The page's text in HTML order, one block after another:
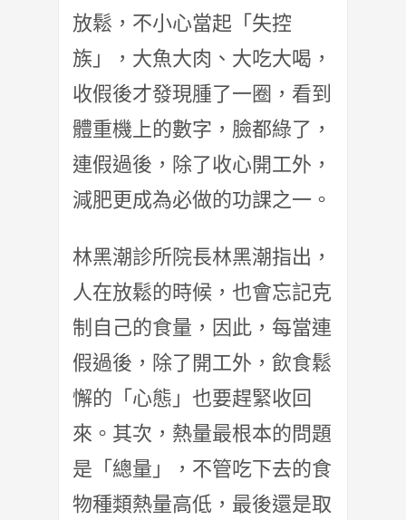
放鬆，不小心當起「失控
族」，大魚大肉、大吃大喝，
收假後才發現腫了一圈，看到
體重機上的數字，臉都綠了，
連假過後，除了收心開工外，
減肥更成為必做的功課之一。
林黑潮診所院長林黑潮指出，
人在放鬆的時候，也會忘記克
制自己的食量，因此，每當連
假過後，除了開工外，飲食鬆
懈的「心態」也要趕緊收回
來。其次，熱量最根本的問題
是「總量」，不管吃下去的食
物種類熱量高低，最後還是取